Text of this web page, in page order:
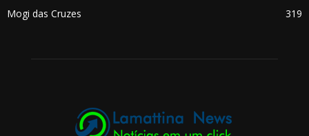
Mogi das Cruzes
319